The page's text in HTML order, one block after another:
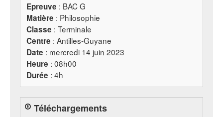
Epreuve : BACG
Matière : Philosophie
Classe : Terminale
Centre : Antilles-Guyane
Date : mercredi 14 juin 2023
Heure : 08h00
Durée : 4h
Téléchargements